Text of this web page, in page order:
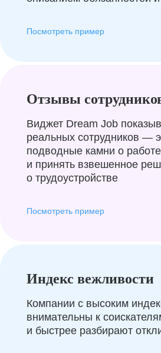
Посмотреть пример
Отзывы
Виджет Dream Job
реальных сотрудников —
подводные камни о
и принять взвешенное
о трудоустройстве
Посмотреть пример
Индекс вежливости
Компании с высоким
внимательны к
и быстрее разбирают